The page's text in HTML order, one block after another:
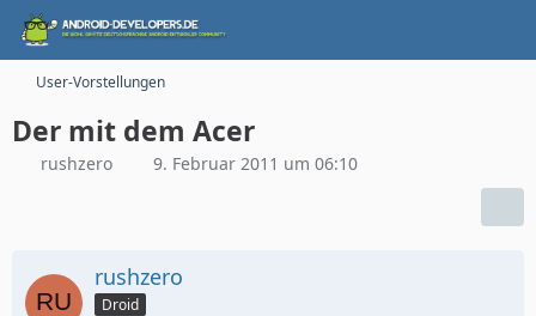
User-Vorstellungen
Der mit dem Acer
rushzero 9. Februar 2011 um 06:10
rushzero
Droid